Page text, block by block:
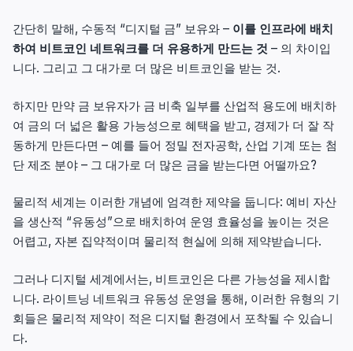
간단히 말해, 수동적 “디지털 금” 보유와 – 이를 인프라에 배치
하여 비트코인 네트워크를 더 유용하게 만드는 것 – 의 차이입
니다. 그리고 그 대가로 더 많은 비트코인을 받는 것.
하지만 만약 금 보유자가 금 비축 일부를 산업적 용도에 배치하
여 금의 더 넓은 활용 가능성으로 혜택을 받고, 경제가 더 잘 작
동하게 만든다면 – 예를 들어 정밀 전자공학, 산업 기계 또는 첨
단 제조 분야 – 그 대가로 더 많은 금을 받는다면 어떨까요?
물리적 세계는 이러한 개념에 엄격한 제약을 둡니다: 예비 자산
을 생산적 “유동성”으로 배치하여 운영 효율성을 높이는 것은
어렵고, 자본 집약적이며 물리적 현실에 의해 제약받습니다.
그러나 디지털 세계에서는, 비트코인은 다른 가능성을 제시합
니다. 라이트닝 네트워크 유동성 운영을 통해, 이러한 유형의 기
회들은 물리적 제약이 적은 디지털 환경에서 포착될 수 있습니
다.